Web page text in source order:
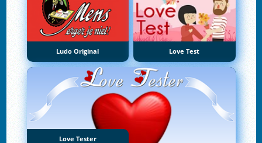
Ludo Original Love Test
Love Tester